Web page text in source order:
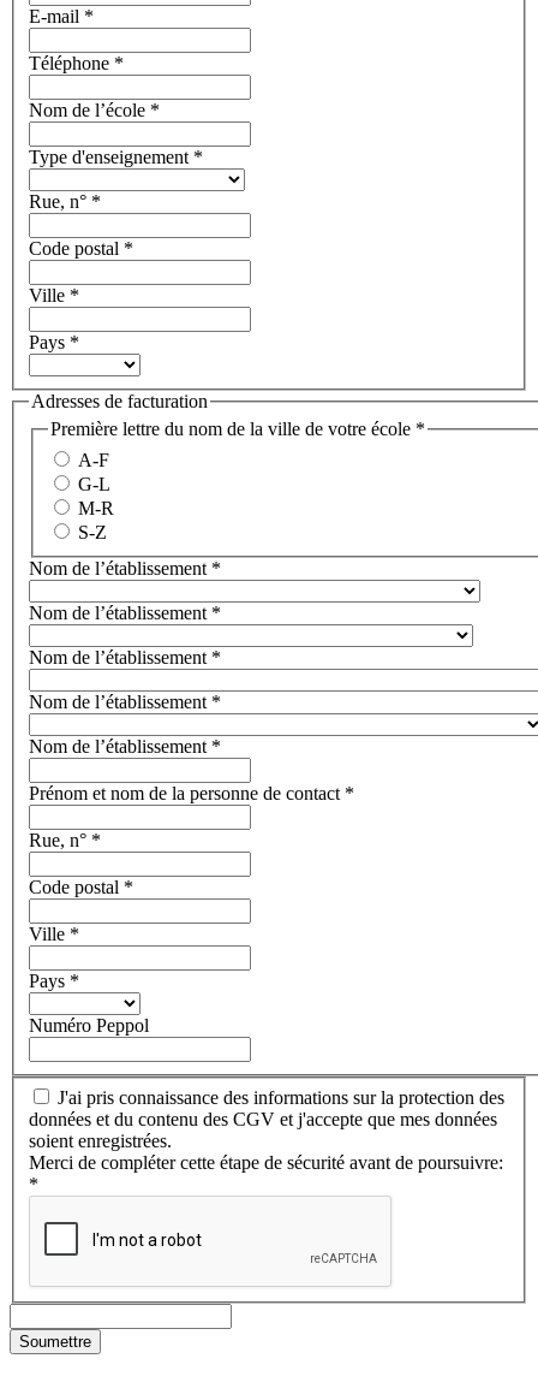
E-mail *
Téléphone *
Nom de l’école *
Type d'enseignement *
Rue, n° *
Code postal *
Ville *
Pays *
Adresses de facturation
Première lettre du nom de la ville de votre école *
A-F
G-L
M-R
S-Z
Nom de l’établissement *
Nom de l’établissement *
Nom de l’établissement *
Nom de l’établissement *
Nom de l’établissement *
Prénom et nom de la personne de contact *
Rue, n° *
Code postal *
Ville *
Pays *
Numéro Peppol
J'ai pris connaissance des informations sur la protection des
données et du contenu des CGV et j'accepte que mes données
soient enregistrées.
Merci de compléter cette étape de sécurité avant de poursuivre:
*